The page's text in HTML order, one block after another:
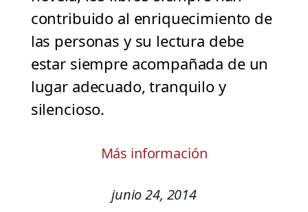
contribuido al enriquecimiento de
las personas y su lectura debe
estar siempre acompañada de un
lugar adecuado, tranquilo y
silencioso.
Más información
junio 24, 2014